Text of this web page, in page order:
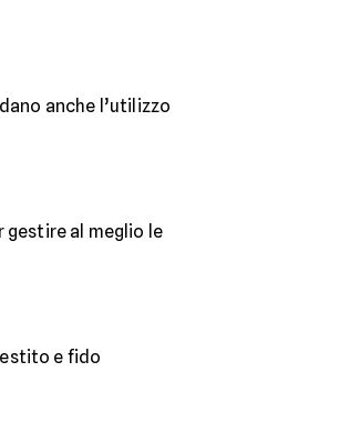
anche l’utilizzo
al meglio le
e fido